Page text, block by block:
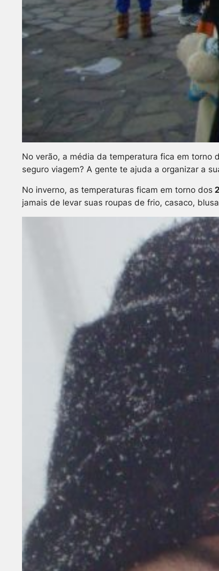
No verão, a média da temperatura fica em torno
seguro viagem? A gente te ajuda a organizar a
No inverno, as temperaturas ficam em torno dos
jamais de levar suas roupas de frio, casaco,